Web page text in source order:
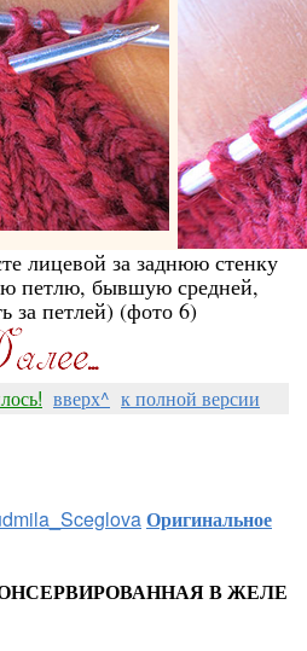
лицевой за заднюю стенку
петлю, бывшую средней,
за петлей) (фото 6)
вверх^ к полной версии
Оригинальное
В ЖЕЛЕ